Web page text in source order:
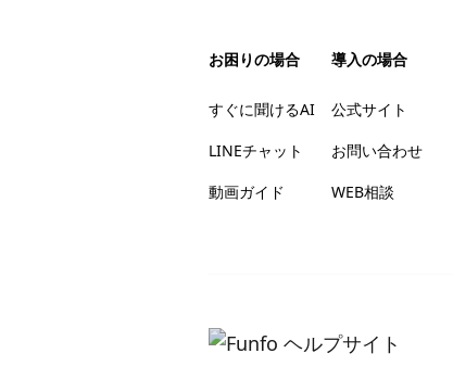
お困りの場合
すぐに聞けるAI
LINEチャット
動画ガイド
導入の場合
公式サイト
お問い合わせ
WEB相談